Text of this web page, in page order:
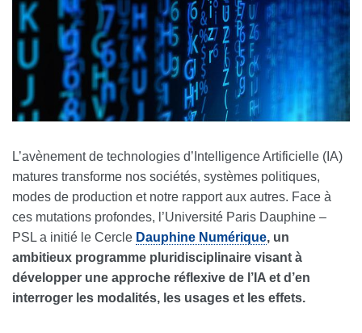
L’avènement de technologies d’Intelligence Artificielle (IA)
matures transforme nos sociétés, systèmes politiques,
modes de production et notre rapport aux autres. Face à
ces mutations profondes, l’Université Paris Dauphine –
PSL a initié le Cercle Dauphine Numérique, un
ambitieux programme pluridisciplinaire visant à
développer une approche réflexive de l’IA et d’en
interroger les modalités, les usages et les effets.